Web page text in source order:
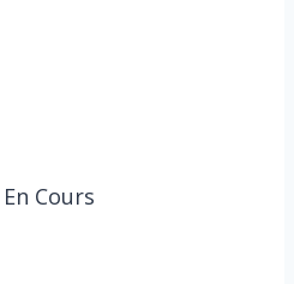
En Cours